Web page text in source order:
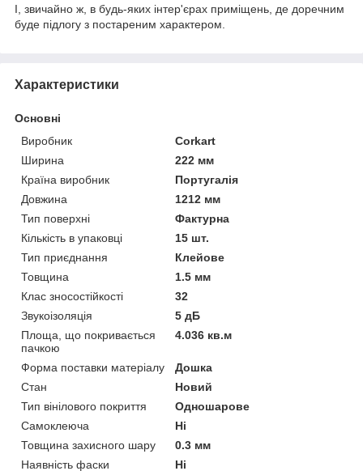
І, звичайно ж, в будь-яких інтер'єрах приміщень, де доречним
буде підлогу з постареним характером.
Характеристики
Основні
Виробник
Corkart
Ширина
222 мм
Країна виробник
Португалія
Довжина
1212 мм
Тип поверхні
Фактурна
Кількість в упаковці
15 шт.
Тип приєднання
Клейове
Товщина
1.5 мм
Клас зносостійкості
32
Звукоізоляція
5 дБ
Площа, що покривається
пачкою
4.036 кв.м
Форма поставки матеріалу
Дошка
Стан
Новий
Тип вінілового покриття
Одношарове
Самоклеюча
Ні
Товщина захисного шару
0.3 мм
Наявність фаски
Ні